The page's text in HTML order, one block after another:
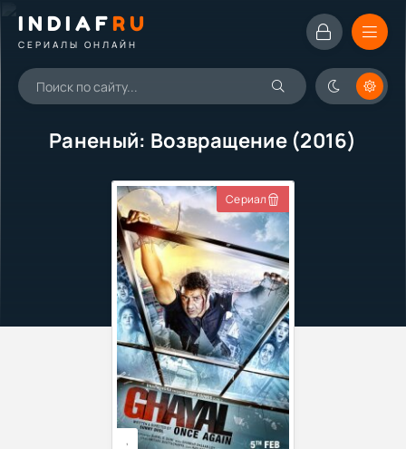
INDIAFRU
СЕРИАЛЫ ОНЛАЙН
Раненый: Возвращение (2016)
Сериал
,